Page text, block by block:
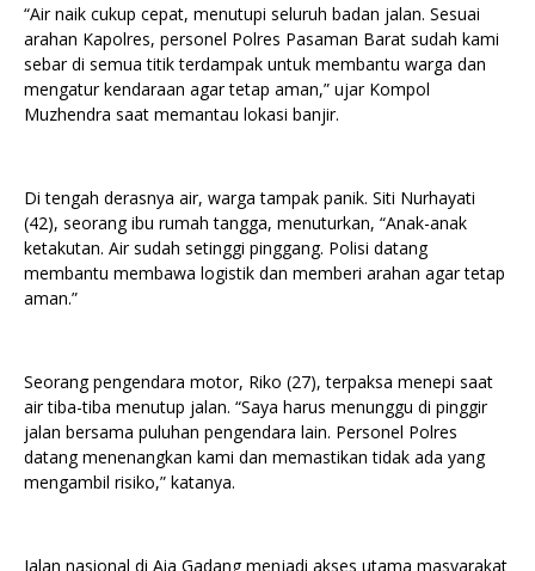
“Air naik cukup cepat, menutupi seluruh badan jalan. Sesuai
arahan Kapolres, personel Polres Pasaman Barat sudah kami
sebar di semua titik terdampak untuk membantu warga dan
mengatur kendaraan agar tetap aman,” ujar Kompol
Muzhendra saat memantau lokasi banjir.
Di tengah derasnya air, warga tampak panik. Siti Nurhayati
(42), seorang ibu rumah tangga, menuturkan, “Anak-anak
ketakutan. Air sudah setinggi pinggang. Polisi datang
membantu membawa logistik dan memberi arahan agar tetap
aman.”
Seorang pengendara motor, Riko (27), terpaksa menepi saat
air tiba-tiba menutup jalan. “Saya harus menunggu di pinggir
jalan bersama puluhan pengendara lain. Personel Polres
datang menenangkan kami dan memastikan tidak ada yang
mengambil risiko,” katanya.
Jalan nasional di Aia Gadang menjadi akses utama masyarakat